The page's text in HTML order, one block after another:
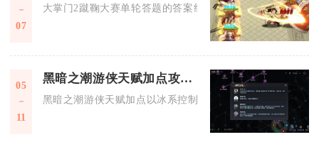
07
大掌门2蹴鞠大赛单轮答题的答案组合共有750种可能性，这
05
11
黑暗之潮游侠天赋加点攻略是怎样的
黑暗之潮游侠天赋加点以冰系控制为核心，搭配输出与生存